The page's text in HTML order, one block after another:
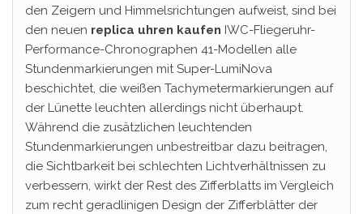
den Zeigern und Himmelsrichtungen aufweist, sind bei
den neuen replica uhren kaufen IWC-Fliegeruhr-
Performance-Chronographen 41-Modellen alle
Stundenmarkierungen mit Super-LumiNova
beschichtet, die weißen Tachymetermarkierungen auf
der Lünette leuchten allerdings nicht überhaupt.
Während die zusätzlichen leuchtenden
Stundenmarkierungen unbestreitbar dazu beitragen,
die Sichtbarkeit bei schlechten Lichtverhältnissen zu
verbessern, wirkt der Rest des Zifferblatts im Vergleich
zum recht geradlinigen Design der Zifferblätter der